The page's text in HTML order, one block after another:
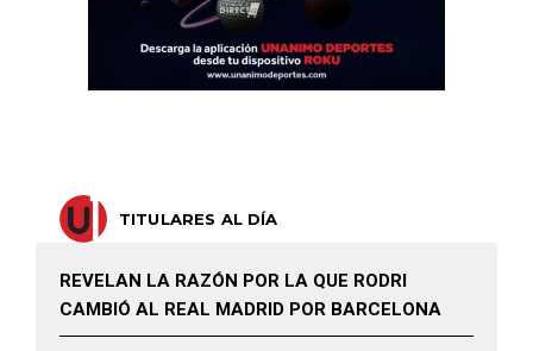
TITULARES AL DÍA
REVELAN LA RAZÓN POR LA QUE RODRI
CAMBIÓ AL REAL MADRID POR BARCELONA